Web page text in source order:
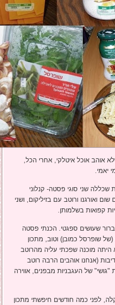
אוהב אוכל איטלקי, אחרי הכל,
יאמי.
שני סוגי פסטה- קנלוני
ואורגנו ורוטב עם בזיליקום, ושני
קפואות בשלמותן.
שעושים ספגטי. הכנתי פסטה
שופרסל כמובן) וטוב, מתכון
מוכנה שפכתי עליה מהרוטב
(אנחנו אוהבים הרבה רוטב
של העגבניות מבפנים, אווירה
לפני כמה חודשים חיפשתי מתכון